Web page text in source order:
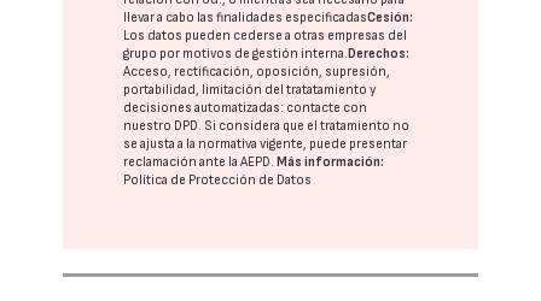
llevar a cabo las finalidades especificadasCesión:
Los datos pueden cederse a otras empresas del
grupo por motivos de gestión interna.Derechos:
Acceso, rectificación, oposición, supresión,
portabilidad, limitación del tratatamiento y
decisiones automatizadas: contacte con
nuestro DPD. Si considera que el tratamiento no
se ajusta a la normativa vigente, puede presentar
reclamación ante laAEPD.Más información:
Política de Protección de Datos